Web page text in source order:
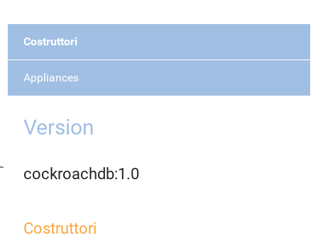
Costruttori
Appliances
Version
cockroachdb:1.0
Costruttori